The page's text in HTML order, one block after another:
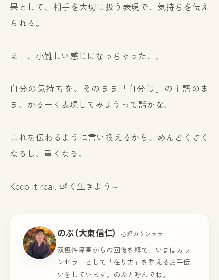
果として、相手を大切に扱う表現で、気持ちを伝え
られる。
まー、小難しい感じになっちゃった、、
自分の気持ちを、そのまま「自分は」の主語のま
ま、かるーく表現してみようって話かな、
これを伝わるように言い換えるから、めんどくさく
なるし、重くなる。
Keep it real. 軽く生きよう～
のぶ（大東信仁） 心理カウンセラー
双極性障害からの回復を経て、いまはカウ
ンセラーとして「在り方」を整えるお手伝
いをしています。のぶと呼んでね。